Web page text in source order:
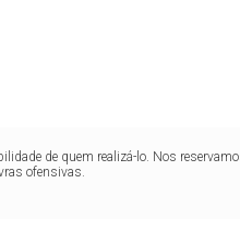
de quem realizá-lo. Nos
ofensivas.